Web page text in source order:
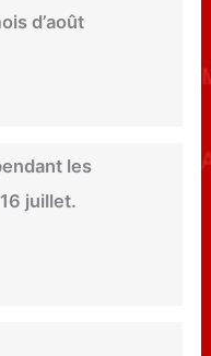
d’août
les
juillet.